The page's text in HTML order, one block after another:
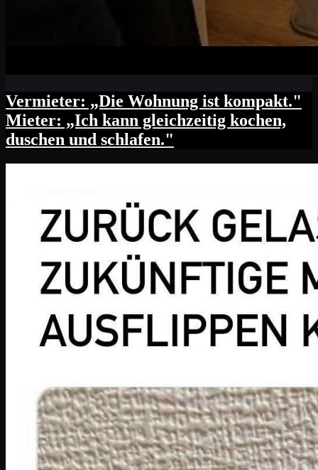
Vermieter: „Die Wohnung ist kompakt."
Mieter: „Ich kann gleichzeitig kochen,
duschen und schlafen."